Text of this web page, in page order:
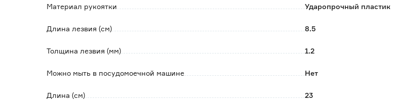
службы ножа.
Материал рукоятки Ударопрочный пластик
Длина лезвия (см) 8.5
Толщина лезвия (мм) 1.2
Можно мыть в посудомоечной машине Нет
Длина (см) 23